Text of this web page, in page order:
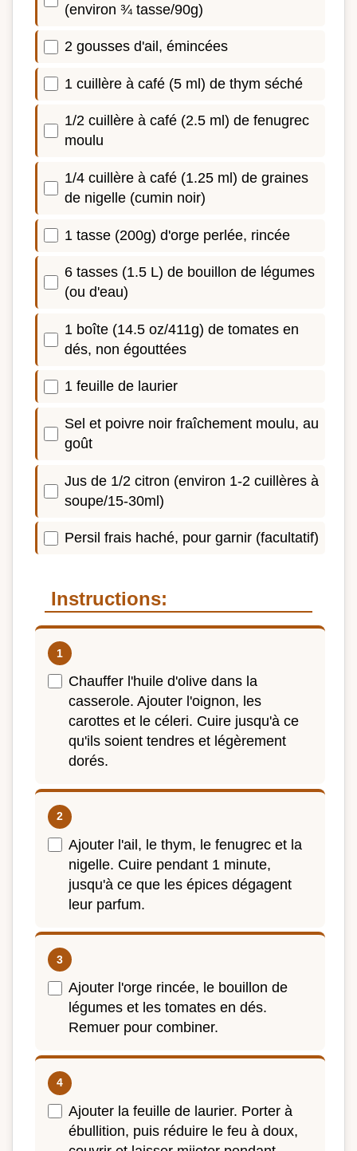
(environ ¾ tasse/90g)
2 gousses d'ail, émincées
1 cuillère à café (5 ml) de thym séché
1/2 cuillère à café (2.5 ml) de fenugrec
moulu
1/4 cuillère à café (1.25 ml) de graines
de nigelle (cumin noir)
1 tasse (200g) d'orge perlée, rincée
6 tasses (1.5 L) de bouillon de légumes
(ou d'eau)
1 boîte (14.5 oz/411g) de tomates en
dés, non égouttées
1 feuille de laurier
Sel et poivre noir fraîchement moulu, au
goût
Jus de 1/2 citron (environ 1-2 cuillères à
soupe/15-30ml)
Persil frais haché, pour garnir (facultatif)
Instructions:
Chauffer l'huile d'olive dans la
casserole. Ajouter l'oignon, les
carottes et le céleri. Cuire jusqu'à ce
qu'ils soient tendres et légèrement
dorés.
Ajouter l'ail, le thym, le fenugrec et la
nigelle. Cuire pendant 1 minute,
jusqu'à ce que les épices dégagent
leur parfum.
Ajouter l'orge rincée, le bouillon de
légumes et les tomates en dés.
Remuer pour combiner.
Ajouter la feuille de laurier. Porter à
ébullition, puis réduire le feu à doux,